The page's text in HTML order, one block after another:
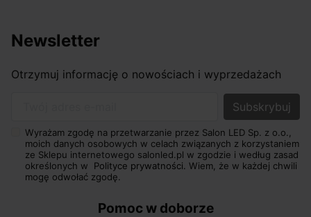
Newsletter
Otrzymuj informację o nowościach i wyprzedażach
Wyrażam zgodę na przetwarzanie przez Salon LED Sp. z o.o.,
moich danych osobowych w celach związanych z korzystaniem
ze Sklepu internetowego salonled.pl w zgodzie i według zasad
określonych w Polityce prywatności. Wiem, że w każdej chwili
mogę odwołać zgodę.
Pomoc w doborze